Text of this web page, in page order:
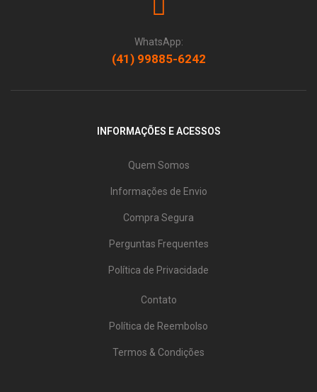
WhatsApp:
(41) 99885-6242
INFORMAÇÕES E ACESSOS
Quem Somos
Informações de Envio
Compra Segura
Perguntas Frequentes
Política de Privacidade
Contato
Política de Reembolso
Termos & Condições